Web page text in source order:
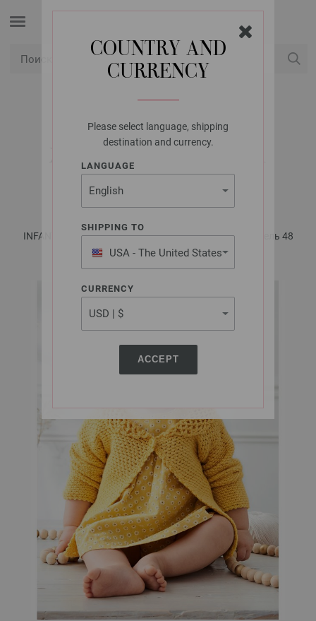
COUNTRY AND
CURRENCY
Please select language, shipping
destination and currency.
LANGUAGE
SHIPPING TO
USA - The United States
of America
CURRENCY
ACCEPT
LANA GROSSA
ЖАКЕТ ALTA MODA
COTOLANA
INFANTI No. 18 - инструкции на русском языке | Модель 48